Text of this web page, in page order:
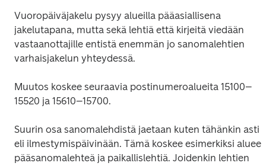
Vuoropäiväjakelu pysyy alueilla pääasiallisena
jakelutapana, mutta sekä lehtiä että kirjeitä viedään
vastaanottajille entistä enemmän jo sanomalehtien
varhaisjakelun yhteydessä.
Muutos koskee seuraavia postinumeroalueita 15100–
15520 ja 15610–15700.
Suurin osa sanomalehdistä jaetaan kuten tähänkin asti
eli ilmestymispäivinään. Tämä koskee esimerkiksi
pääsanomalehteä ja paikallislehtiä. Joidenkin lehtien